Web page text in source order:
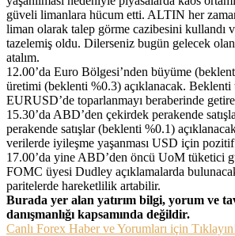
güveli limanlara hücum etti. ALTIN her
liman olarak talep görme cazibesini kullandı
tazelemiş oldu. Dilerseniz bugün gelecek
atalım.
12.00’da Euro Bölgesi’nden büyüme
üretimi (beklenti %0.3) açıklanacak.
EURUSD’de toparlanmayı beraberinde
15.30’da ABD’den çekirdek perakende
perakende satışlar (beklenti %0.1)
verilerde iyileşme yaşanması USD için
17.00’da yine ABD’den öncü UoM tüketici
FOMC üyesi Dudley açıklamalarda
paritelerde hareketlilik artabilir.
Burada yer alan yatırım bilgi, yorum ve
danışmanlığı kapsamında değildir.
Canlı Forex Haber ve Yorumları için